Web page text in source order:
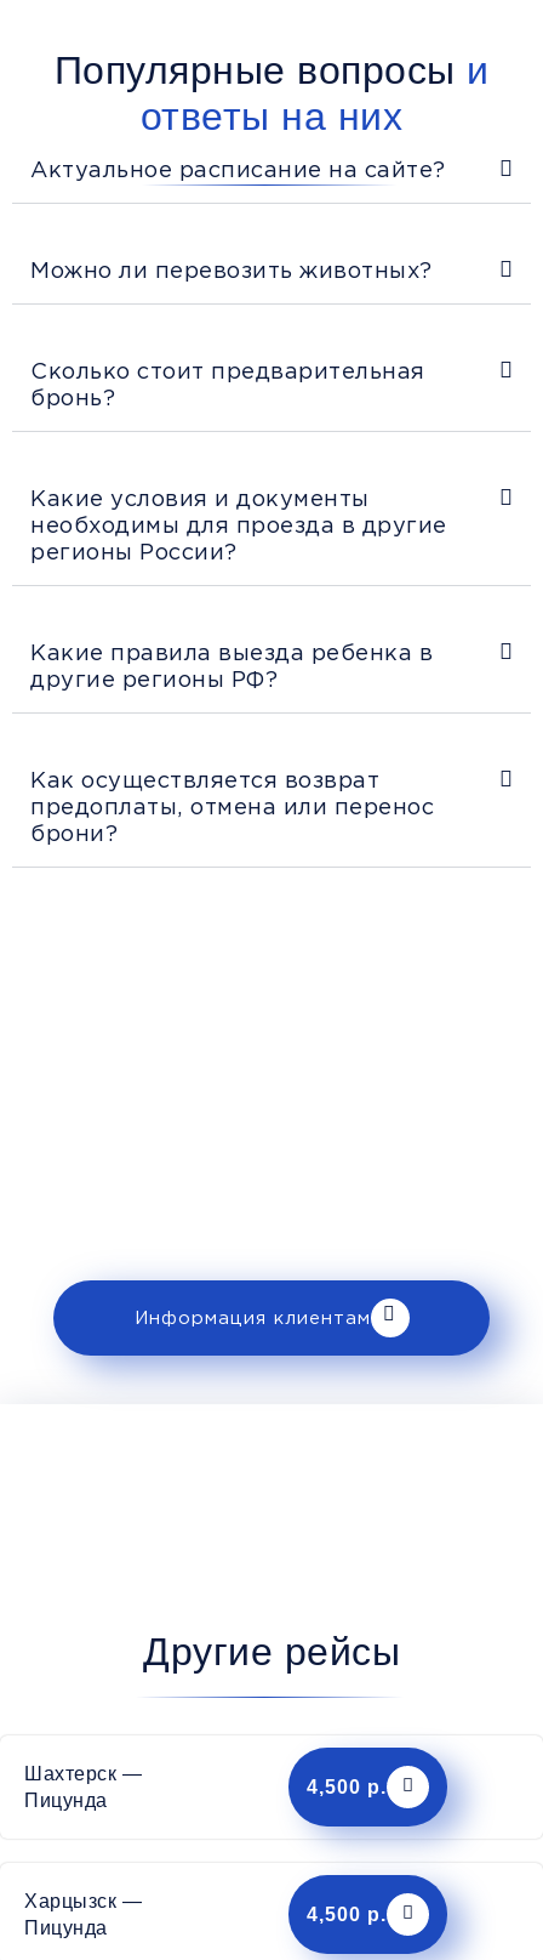
Популярные вопросы и
ответы на них
Актуальное расписание на сайте?
Можно ли перевозить животных?
Сколько стоит предварительная
бронь?
Какие условия и документы
необходимы для проезда в другие
регионы России?
Какие правила выезда ребенка в
другие регионы РФ?
Как осуществляется возврат
предоплаты, отмена или перенос
брони?
Информация клиентам
Другие рейсы
Шахтерск —
Пицунда
4,500 р.
Харцызск —
Пицунда
4,500 р.